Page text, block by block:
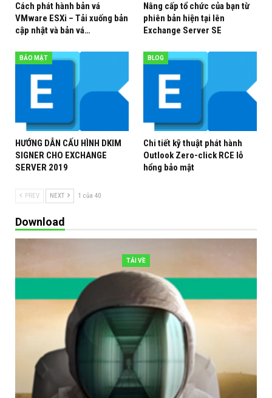
Cách phát hành bản vá
VMware ESXi – Tải xuống bản
cập nhật và bản vá…
Nâng cấp tổ chức của bạn từ
phiên bản hiện tại lên
Exchange Server SE
BẢO MẬT
HƯỚNG DẪN CẤU HÌNH DKIM
SIGNER CHO EXCHANGE
SERVER 2019
BLOG
Chi tiết kỹ thuật phát hành
Outlook Zero-click RCE lỗ
hổng bảo mật
PREV NEXT 1 của 40
Download
TẢI VỀ